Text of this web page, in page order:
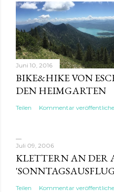
Juni 10, 2016
BIKE&HIKE VON
DEN HEIMGARTEN
Teilen Kommentar
Juli 09, 2006
KLETTERN AN DER
Teilen Kommentar